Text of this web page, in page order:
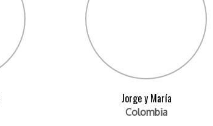
Jorge y María
Colombia